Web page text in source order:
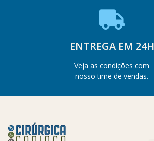
ENTREGA EM 24H
Veja as condições com
nosso time de vendas.